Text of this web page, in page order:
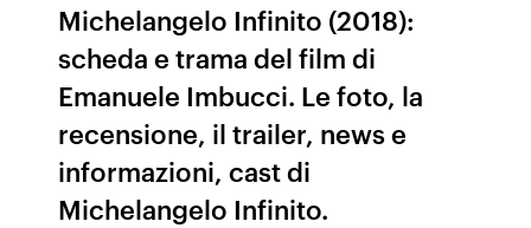
Michelangelo Infinito (2018):
scheda e trama del film di
Emanuele Imbucci. Le foto, la
recensione, il trailer, news e
informazioni, cast di
Michelangelo Infinito.